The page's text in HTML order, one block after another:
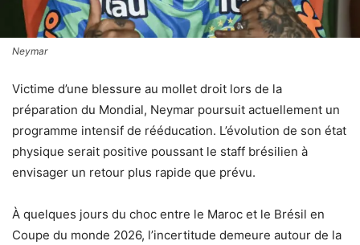
Neymar
Victime d’une blessure au mollet droit lors de la
préparation du Mondial, Neymar poursuit actuellement un
programme intensif de rééducation. L’évolution de son état
physique serait positive poussant le staff brésilien à
envisager un retour plus rapide que prévu.
À quelques jours du choc entre le Maroc et le Brésil en
Coupe du monde 2026, l’incertitude demeure autour de la